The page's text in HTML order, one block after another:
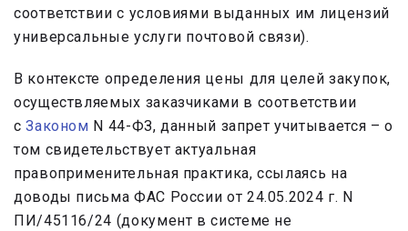
соответствии с условиями выданных им лицензий
универсальные услуги почтовой связи).
В контексте определения цены для целей закупок,
осуществляемых заказчиками в соответствии
сЗаконом N 44-ФЗ, данный запрет учитывается – о
том свидетельствует актуальная
правоприменительная практика, ссылаясь на
доводы письма ФАС России от 24.05.2024 г. N
ПИ/45116/24 (документ в системе не